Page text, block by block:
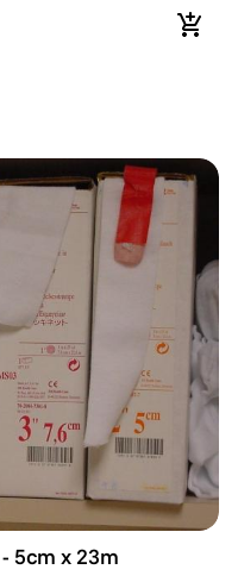
In
x 23m
5cm x 23m